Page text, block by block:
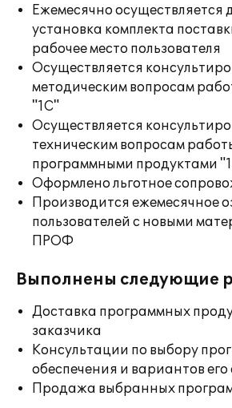
Ежемесячно осуществляется
установка комплекта
рабочее место пользователя
Осуществляется
методическим вопросам
"1С"
Осуществляется
техническим вопросам
программными продуктами
Оформлено льготное
Производится ежемесячное
пользователей с новыми
ПРОФ
Выполнены следующие
Доставка программных
заказчика
Консультации по выбору
обеспечения и вариантов
Продажа выбранных